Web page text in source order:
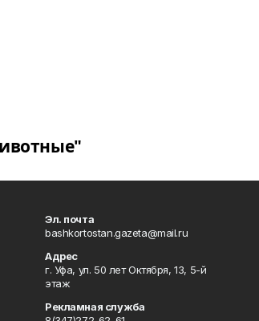
Эл. почта
bashkortostan.gazeta@mail.ru
Адрес
г. Уфа, ул. 50 лет Октября, 13, 5-й
этаж
Рекламная служба